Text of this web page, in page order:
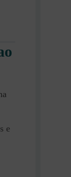
e